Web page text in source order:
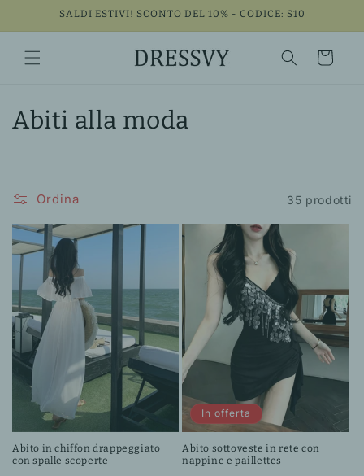
direttamente
ai contenuti
SALDI ESTIVI! SCONTO DEL 10% - CODICE: S10
Carrello
C
e
z
i
o
n
:
Abiti alla moda
Ordina 35 prodotti
Abito in chiffon drappeggiato
con spalle scoperte
In offerta
Abito sottoveste in rete con
nappine e paillettes